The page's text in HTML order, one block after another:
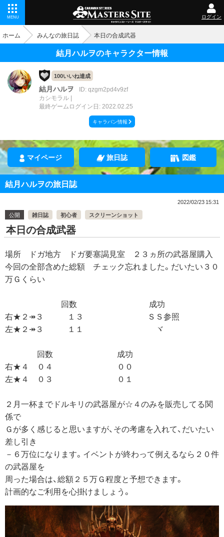
MENU ログイン
ホーム みんなの旅日誌 本日の合成武器
結月ハルヲのキャラクター情報
100いいね達成
結月ハルヲ
ID: qzgm2pd4v9zf
カシモラル
最終ゲームログイン日: 2022.02.25
キャラバン情報
マイページ 旅日誌 図鑑
結月ハルヲの旅日誌
2022/02/23 15:31
公開
雑日誌 初心者 スクリーンショット
本日の合成武器
場所 ドガ地方 ドガ要塞謁見室 ２３ヵ所の武器屋購入
今回の全部含めた総額 チェック忘れました。だいたい３０
万Ｇくらい
回数 成功
右★２↠３ １３ ＳＳ参照
左★２↠３ １１ ヾ
回数 成功
右★４ ０４ ００
左★４ ０３ ０１
２月一杯までドルキリの武器屋が☆４のみを販売してる関
係で
Ｇが多く感じると思いますが、その考慮を入れて、だいたい
差し引き
－６万位になります。イベントが終わって例えるなら２０件
の武器屋を
周った場合は、総額２５万Ｇ程度と予想できます。
計画的なご利用を心掛けましょう。